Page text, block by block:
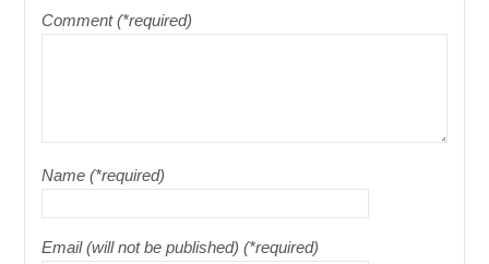
Comment (*required)
Name (*required)
Email (will not be published) (*required)